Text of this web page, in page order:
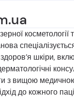
косметології
шкіри,
з вищою
до кожного